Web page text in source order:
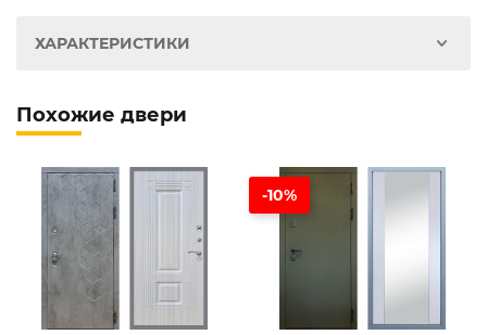
ХАРАКТЕРИСТИКИ
Похожие двери
-10%